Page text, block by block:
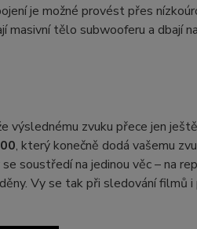
je možné provést přes
masivní tělo subwooferu a dbají
výslednému zvuku přece jen
, který konečně dodá vašemu
soustředí na jedinou věc – na
Vy se tak při sledování filmů i